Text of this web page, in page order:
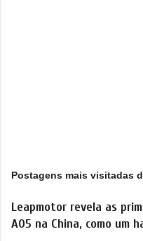
Postagens mais visitadas
Leapmotor revela as
A05 na China, como um